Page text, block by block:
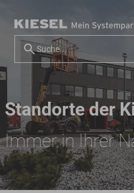
Standorte der
Immer in Ihrer